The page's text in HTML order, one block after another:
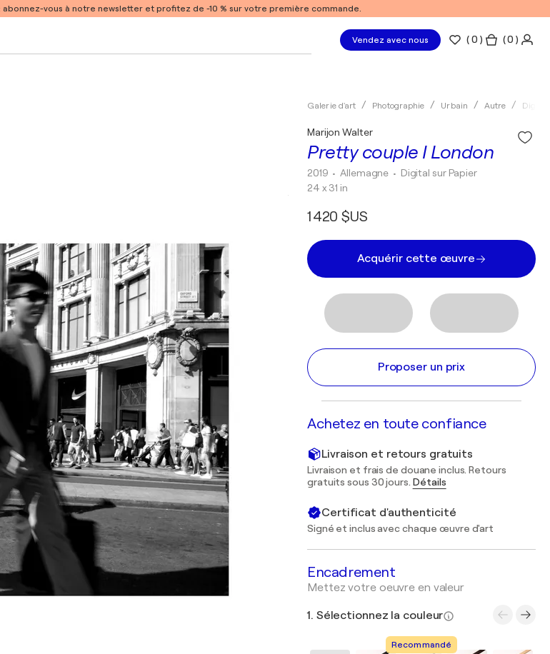
abonnez-vous à notre newsletter et profitez de -10 % sur votre première commande.
Vendez avec nous (0 ) ( 0 )
Galerie d'art Photographie Urbain Autre Digital
Pretty couple I London
Marijon Walter
2019 • Allemagne • Digital sur Papier
24 x 31 in
1 420 $US
Acquérir cette œuvre
Proposer un prix
Achetez en toute confiance
Livraison et retours gratuits
Livraison et frais de douane inclus. Retours
gratuits sous 30 jours. Détails
Certificat d'authenticité
Signé et inclus avec chaque œuvre d'art
Encadrement
Mettez votre oeuvre en valeur
1. Sélectionnez la couleur
Recommandé